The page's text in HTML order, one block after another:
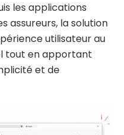
les applications
assureurs, la solution
utilisateur au
tout en apportant
et de